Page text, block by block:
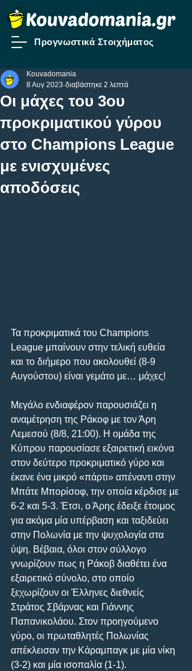
Προγνωστικά Στοιχήματος
Οι μάχες του 3ου
προκριματικού γύρου
στο Champions League
με ενισχυμένες
αποδόσεις
Kouvadomania
8 Αυγ 2023 διαβάστηκε 2 λεπτά
Τα προκριματικά του Champions
League μπαίνουν στην τελική ευθεία
και το διήμερο που ακολουθεί (8-9
Αυγούστου) είναι γεμάτο με… μάχες!
Μεγάλο ενδιαφέρον παρουσιάζει η
αναμέτρηση της Ράκοφ με τον Άρη
Λεμεσού (8/8, 21:00). H ομάδα της
Κύπρου παρουσίασε εξαιρετική εικόνα
στον δεύτερο προκριματικό γύρο και
έκανε ένα μικρό «πάρτι» απέναντι στην
Μπάτε Μπορίσοφ, την οποία κέρδισε με
6-2 και 5-3. Έτσι, ο Άρης έδειξε έτοιμος
για ακόμα μία υπέρβαση και ταξιδεύει
στην Πολωνία με την ψυχολογία στα
ύψη. Βέβαια, όλοι στον σύλλογο
γνωρίζουν πως η Ράκοβ διαθέτει ένα
εξαιρετικό σύνολο, στο οποίο
ξεχωρίζουν οι Έλληνες διεθνείς
Στράτος Σβάρνας και Γιάννης
Παπανικολάου. Στον προηγούμενο
γύρο, οι πρωταθλητές Πολωνίας
απέκλεισαν την Κάραμπαγκ με μία νίκη
(3-2) και μία ισοπαλία (1-1).